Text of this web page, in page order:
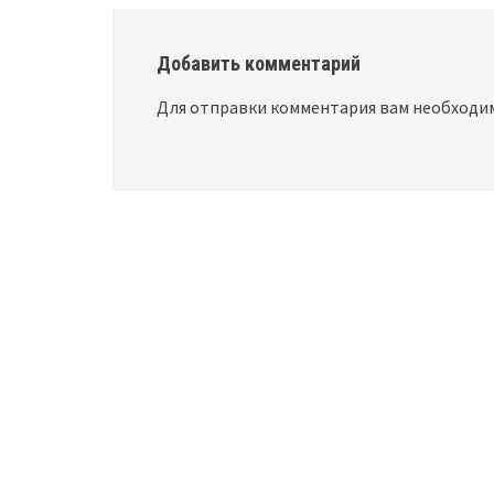
Добавить комментарий
Для отправки комментария вам